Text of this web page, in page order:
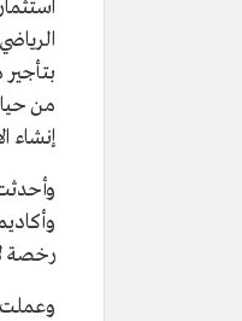
من
إنشاء
رخصة لأندية
وعملت